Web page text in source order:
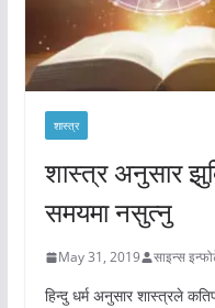
शास्त्र
शास्त्र अनुसार
समयमा नसुत्नु
May 31, 2019 साइन्स
हिन्दु धर्म अनुसार शास्त्रले